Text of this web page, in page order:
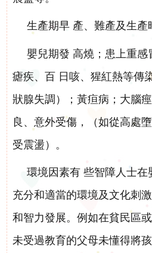
生產期早 產、難產及生產
嬰兒期發 高燒；患上重感
瘧疾、百 日咳、猩紅熱等傳
狀腺失調）；黃疸病；大腦
良、意外受傷，（如從高處
受震盪）。
環境因素有 些智障人士在
充分和適當的環境及文化刺
和智力發展。例如在貧民區
未受過教育的父母未懂得將